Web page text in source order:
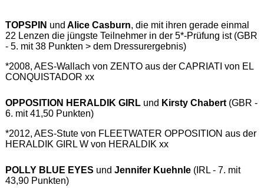
TOPSPIN und Alice Casburn, die mit ihren gerade einmal
22 Lenzen die jüngste Teilnehmer in der 5*-Prüfung ist (GBR
- 5. mit 38 Punkten > dem Dressurergebnis)
*2008, AES-Wallach von ZENTO aus der CAPRIATI von EL
CONQUISTADOR xx
OPPOSITION HERALDIK GIRL und Kirsty Chabert(GBR -
6. mit 41,50 Punkten)
*2012, AES-Stute von FLEETWATER OPPOSITION aus der
HERALDIK GIRL W von HERALDIK xx
POLLY BLUE EYES und Jennifer Kuehnle(IRL - 7. mit
43,90 Punkten)